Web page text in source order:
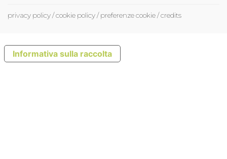
privacy policy/cookie policy/preferenze cookie/credits
Informativa sulla raccolta